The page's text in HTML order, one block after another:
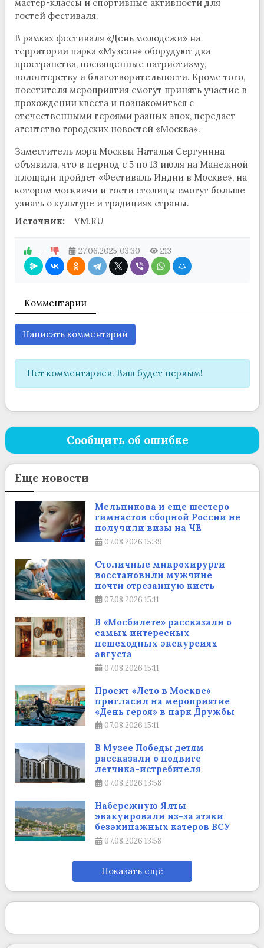
мастер-классы и спортивные активности для
гостей фестиваля.
В рамках фестиваля «День молодежи» на
территории парка «Музеон» оборудуют два
пространства, посвященные патриотизму,
волонтерству и благотворительности. Кроме того,
посетителя мероприятия смогут принять участие в
прохождении квеста и познакомиться с
отечественными героями разных эпох, передает
агентство городских новостей «Москва».
Заместитель мэра Москвы Наталья Сергунина
объявила, что в период с 5 по 13 июля на Манежной
площади пройдет «Фестиваль Индии в Москве», на
котором москвичи и гости столицы смогут больше
узнать о культуре и традициях страны.
Источник:
VM.RU
— 27.06.2025 03:30 213
Комментарии
Написать комментарий
Нет комментариев. Ваш будет первым!
Сообщить об ошибке
Еще новости
Мельникова и еще шестеро
гимнастов сборной России не
получили визы на ЧЕ
07.08.2026 15:39
Столичные микрохирурги
восстановили мужчине
почти отрезанную кисть
07.08.2026 15:11
В «Мосбилете» рассказали о
самых интересных
пешеходных экскурсиях
августа
07.08.2026 15:11
Проект «Лето в Москве»
пригласил на мероприятие
«День героя» в парк Дружбы
07.08.2026 15:11
В Музее Победы детям
рассказали о подвиге
летчика-истребителя
07.08.2026 13:58
Набережную Ялты
эвакуировали из-за атаки
безэкипажных катеров ВСУ
07.08.2026 13:58
Показать ещё